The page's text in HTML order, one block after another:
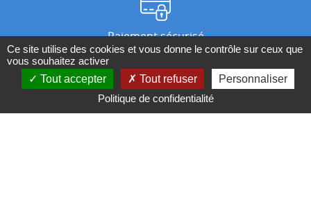
Paiement sécurisé
Nos magasins
Ce site utilise des cookies et vous donne le contrôle sur ceux que
vous souhaitez activer
Tout accepter
Tout refuser
Personnaliser
Politique de confidentialité